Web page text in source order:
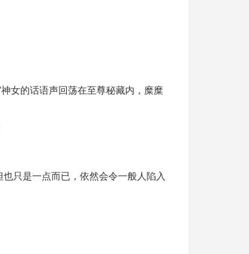
女的话语声回荡在至尊秘藏内，糜糜
只是一点而已，依然会令一般人陷入